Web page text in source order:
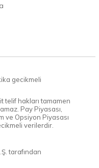
gecikmeli
telif hakları tamamen
Pay Piyasası,
ve Opsiyon Piyasası
verilerdir.
tarafından